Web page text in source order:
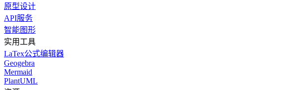
原型设计
API服务
智能图形
实用工具
LaTex公式编辑器
Geogebra
Mermaid
PlantUML